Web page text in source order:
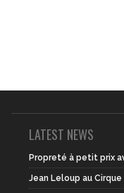
LATEST NEWS
Propreté à petit prix
Jean Leloup au